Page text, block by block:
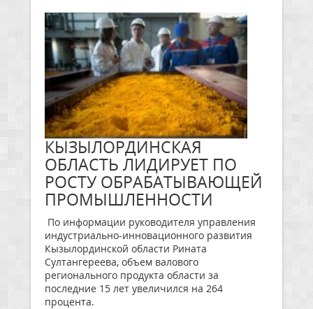
КЫЗЫЛОРДИНСКАЯ
ОБЛАСТЬ ЛИДИРУЕТ ПО
РОСТУ ОБРАБАТЫВАЮЩЕЙ
ПРОМЫШЛЕННОСТИ
По информации руководителя управления
индустриально-инновационного развития
Кызылординской области Рината
Султангереева, объем валового
регионального продукта области за
последние 15 лет увеличился на 264
процента.